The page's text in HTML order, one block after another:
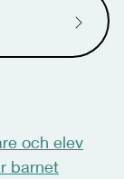
och elev
barnet